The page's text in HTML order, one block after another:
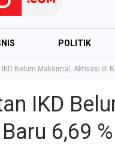
POLITIK
Belum Maksimal, Aktivasi di
IKD
6,69 %